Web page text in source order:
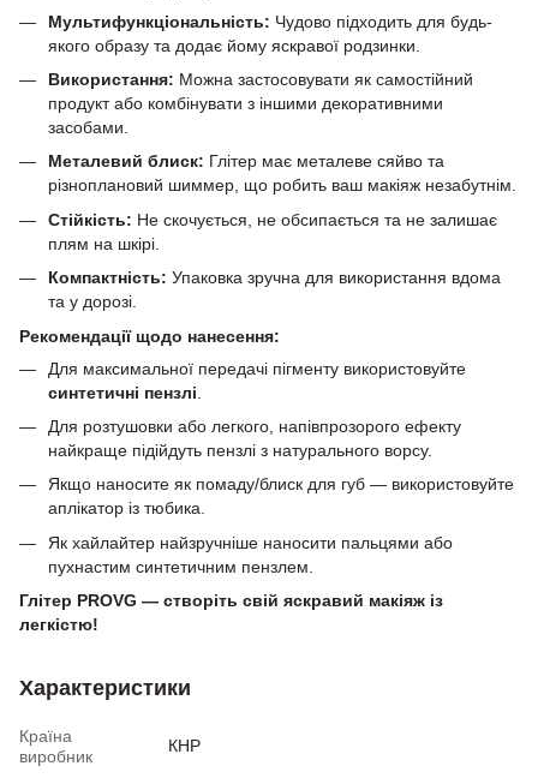
Мультифункціональність: Чудово підходить для будь-
якого образу та додає йому яскравої родзинки.
Використання: Можна застосовувати як самостійний
продукт або комбінувати з іншими декоративними
засобами.
Металевий блиск: Глітер має металеве сяйво та
різноплановий шиммер, що робить ваш макіяж незабутнім.
Стійкість: Не скочується, не обсипається та не залишає
плям на шкірі.
Компактність: Упаковка зручна для використання вдома
та у дорозі.
Рекомендації щодо нанесення:
Для максимальної передачі пігменту використовуйте
синтетичні пензлі
Для розтушовки або легкого, напівпрозорого ефекту
найкраще підійдуть пензлі з натурального ворсу.
Якщо наносите як помаду/блиск для губ — використовуйте
аплікатор із тюбика.
Як хайлайтер найзручніше наносити пальцями або
пухнастим синтетичним пензлем.
Глітер PROVG — створіть свій яскравий макіяж із
легкістю!
Характеристики
Країна
виробник
КНР